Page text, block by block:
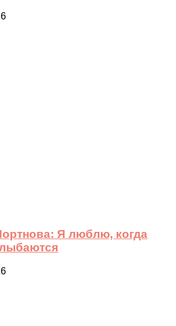
Я люблю, когда